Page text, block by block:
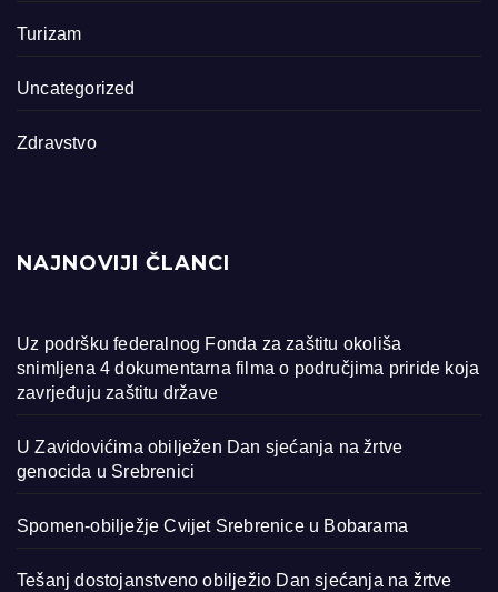
Turizam
Uncategorized
Zdravstvo
NAJNOVIJI ČLANCI
Uz podršku federalnog Fonda za zaštitu okoliša
snimljena 4 dokumentarna filma o područjima priride koja
zavrjeđuju zaštitu države
U Zavidovićima obilježen Dan sjećanja na žrtve
genocida u Srebrenici
Spomen-obilježje Cvijet Srebrenice u Bobarama
Tešanj dostojanstveno obilježio Dan sjećanja na žrtve